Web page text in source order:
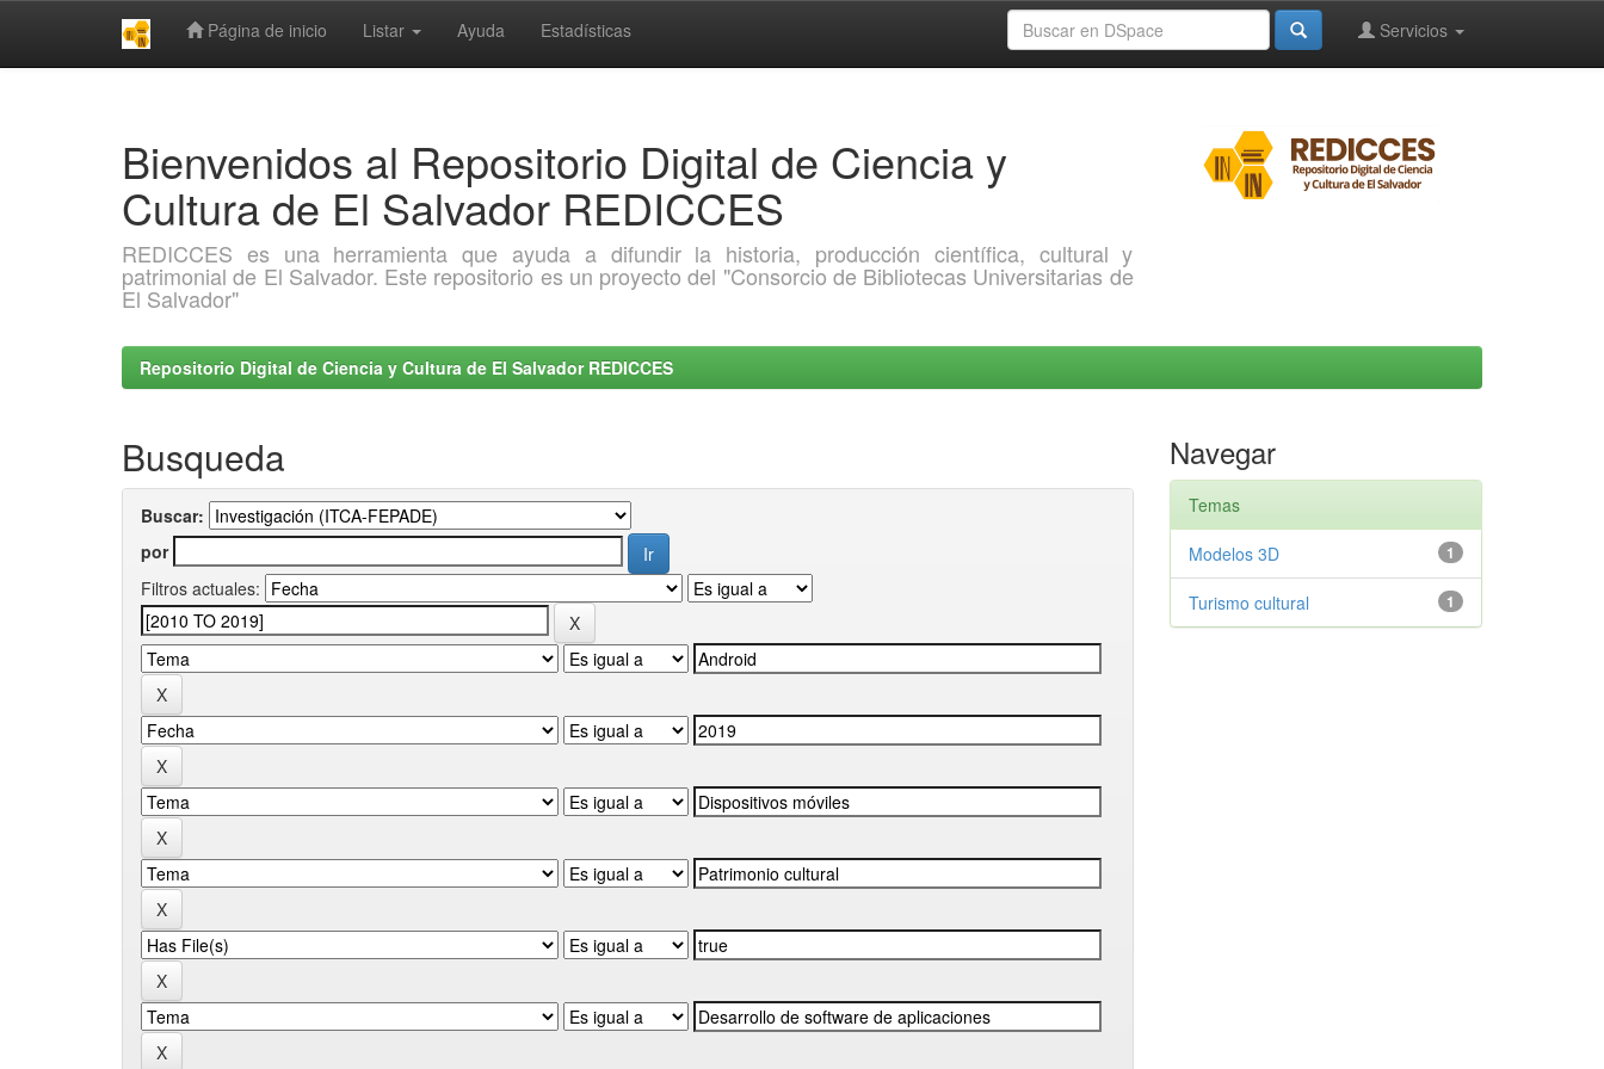
Página de inicio Listar Ayuda Estadísticas Servicios
Bienvenidos al Repositorio Digital de Ciencia y
Cultura de El Salvador REDICCES
REDICCES es una herramienta que ayuda a difundir la historia, producción científica, cultural y
patrimonial de El Salvador. Este repositorio es un proyecto del "Consorcio de Bibliotecas Universitarias de
El Salvador"
Repositorio Digital de Ciencia y Cultura de El Salvador REDICCES
Busqueda
Buscar:
por
Filtros actuales:
Navegar
Temas
1
Modelos 3D
1
Turismo cultural